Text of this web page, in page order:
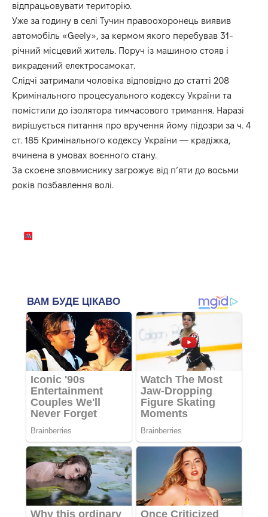
відпрацьовувати територію.
Уже за годину в селі Тучин правоохоронець виявив
автомобіль «Geely», за кермом якого перебував 31-
річний місцевий житель. Поруч із машиною стояв і
викрадений електросамокат.
Слідчі затримали чоловіка відповідно до статті 208
Кримінального процесуального кодексу України та
помістили до ізолятора тимчасового тримання. Наразі
вирішується питання про вручення йому підозри за ч. 4
ст. 185 Кримінального кодексу України — крадіжка,
вчинена в умовах воєнного стану.
За скоєне зловмиснику загрожує від п’яти до восьми
років позбавлення волі.